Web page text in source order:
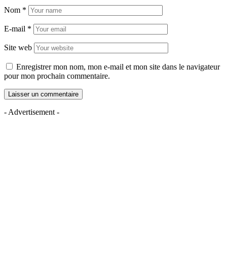
Nom *
E-mail *
Site web
Enregistrer mon nom, mon e-mail et mon site dans le navigateur
pour mon prochain commentaire.
- Advertisement -